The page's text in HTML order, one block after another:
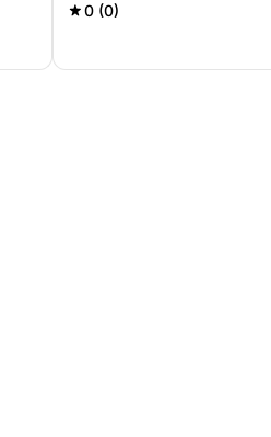
0 (0)